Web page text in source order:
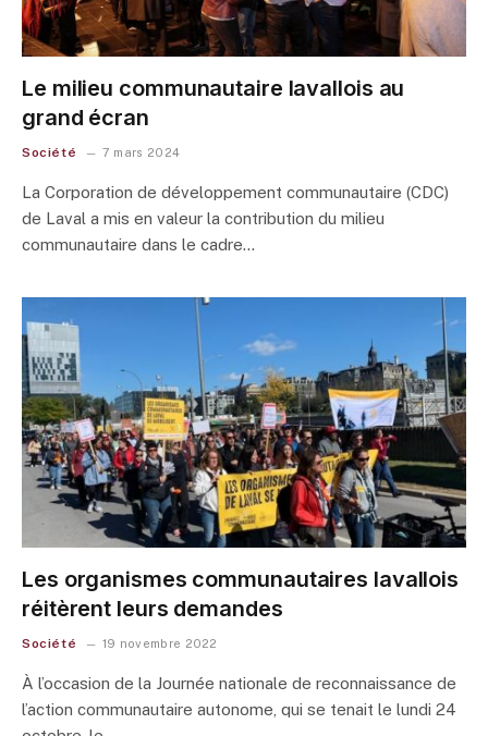
Le milieu communautaire lavallois au
grand écran
Société 7 mars 2024
La Corporation de développement communautaire (CDC)
de Laval a mis en valeur la contribution du milieu
communautaire dans le cadre…
Les organismes communautaires lavallois
réitèrent leurs demandes
Société 19 novembre 2022
À l’occasion de la Journée nationale de reconnaissance de
l’action communautaire autonome, qui se tenait le lundi 24